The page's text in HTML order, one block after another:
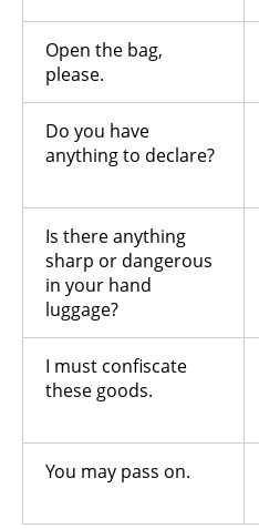
Open the bag,
please.
Do you have
anything to declare?
Is there anything
sharp or dangerous
in your hand
luggage?
I must confiscate
these goods.
You may pass on.